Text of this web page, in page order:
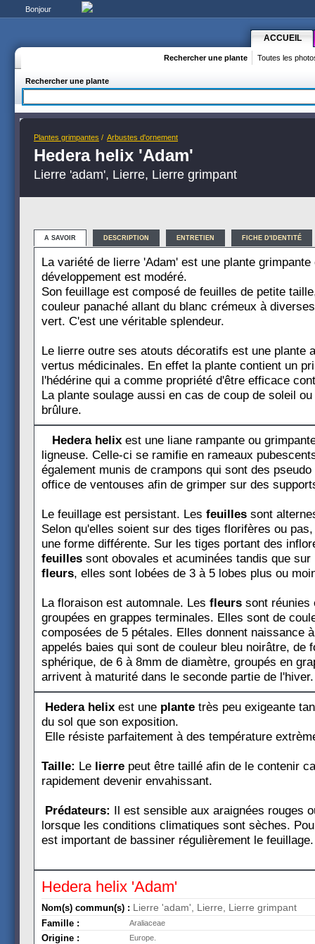
Bonjour
ACCUEIL
Rechercher une plante Toutes les
Rechercher une plante
Plantes grimpantes / Arbustes d'ornement
Hedera helix 'Adam'
Lierre 'adam', Lierre, Lierre grimpant
A SAVOIR DESCRIPTION ENTRETIEN FICHE D'IDENTITÉ
La variété de lierre 'Adam' est une plante grimpante
développement est modéré.
Son feuillage est composé de feuilles de petite
couleur panaché allant du blanc crémeux à
vert. C'est une véritable splendeur.
Le lierre outre ses atouts décoratifs est une plante
vertus médicinales. En effet la plante contient un
l'hédérine qui a comme propriété d'être efficace
La plante soulage aussi en cas de coup de soleil
brûlure.
Hedera helix est une liane rampante ou
ligneuse. Celle-ci se ramifie en rameaux
également munis de crampons qui sont des
office de ventouses afin de grimper sur des
Le feuillage est persistant. Les feuilles sont
Selon qu'elles soient sur des tiges florifères ou
une forme différente. Sur les tiges portant des
feuilles sont obovales et acuminées tandis que
fleurs, elles sont lobées de 3 à 5 lobes plus ou
La floraison est automnale. Les fleurs sont réunies
groupées en grappes terminales. Elles sont de
composées de 5 pétales. Elles donnent naissance
appelés baies qui sont de couleur bleu noirâtre, de
sphérique, de 6 à 8mm de diamètre, groupés en
arrivent à maturité dans le seconde partie de l'hiver.
Hedera helix est une plante très peu exigeante
du sol que son exposition.
Elle résiste parfaitement à des température
Taille: Le lierre peut être taillé afin de le contenir
rapidement devenir envahissant.
Prédateurs: Il est sensible aux araignées rouges
lorsque les conditions climatiques sont sèches.
est important de bassiner régulièrement le feuillage.
Hedera helix 'Adam'
Nom(s) commun(s) : Lierre 'adam', Lierre, Lierre grimpant
Famille : Araliaceae
Origine : Europe.